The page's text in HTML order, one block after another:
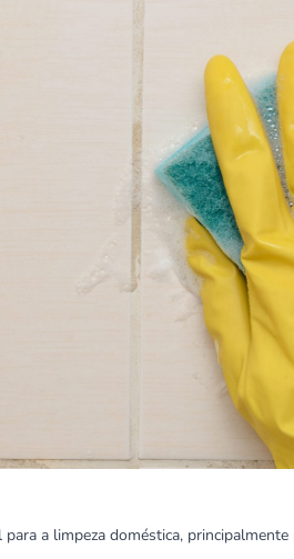
a limpeza doméstica,